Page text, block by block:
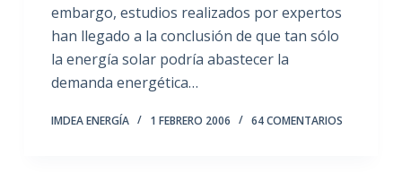
embargo, estudios realizados por expertos
han llegado a la conclusión de que tan sólo
la energía solar podría abastecer la
demanda energética…
IMDEA ENERGÍA 1 FEBRERO 2006 64 COMENTARIOS